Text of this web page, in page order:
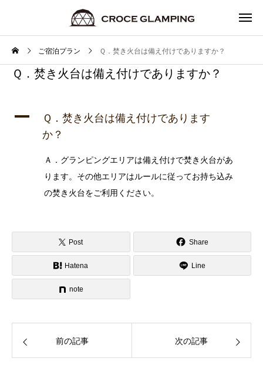
ご宿泊プラン Ｑ．焚き火台は備え付けでありますか？
Ｑ．焚き火台は備え付けでありますか？
A
Ｑ．焚き火台は備え付けであります
か？
Ａ．グランピングエリアは備え付けで焚き火台があ
ります。その他エリアはルールに従ってお持ち込み
の焚き火台をご利用ください。
Post Share
Hatena Line
note
前の記事 次の記事